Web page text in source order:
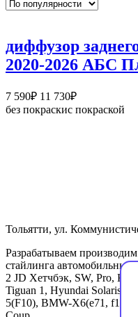
диффузор
2020-2026 АБС
7 590₽ 11 730₽Диапазон
цен:
без покраскис покраской
Тольятти, ул.
Разрабатываем
стайлинга
2 JD Хетчбэк, SW, Pro, Kia
Tiguan 1, Hyundai Solaris
5(F10), BMW-X6(e71, f16),